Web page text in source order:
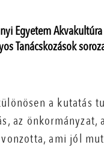
Egyetem
Tanácskozások
a kutatás
az
ami jól